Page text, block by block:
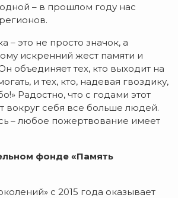
– в прошлом году нас
– это не просто значок, а
искренний жест памяти и
объединяет тех, кто выходит на
и тех, кто, надевая гвоздику,
Радостно, что с годами этот
вокруг себя все больше людей.
– любое пожертвование имеет
фонде «Память
с 2015 года оказывает